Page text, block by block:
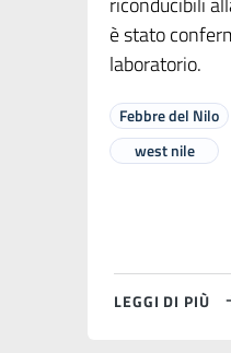
è stato
laboratorio.
Febbre del Nilo
west nile
LEGGI DI PIÙ